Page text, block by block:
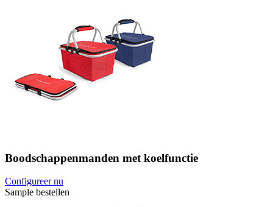
Boodschappenmanden met koelfunctie
Configureer nu
Sample bestellen